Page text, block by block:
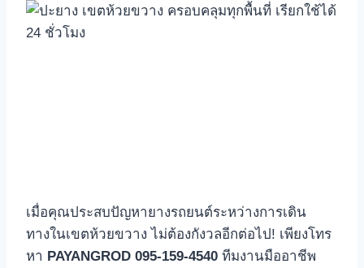
เมื่อคุณประสบปัญหายางรถยนต์ระหว่างการเดิน
ทางในเขตห้วยขวาง ไม่ต้องกังวลอีกต่อไป! เพียงโทร
หา PAYANGROD 095-159-4540 ทีมงานมืออาชีพ